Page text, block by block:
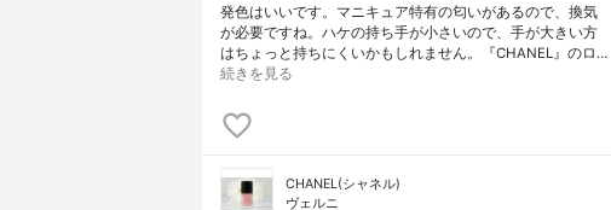
発色はいいです。マニキュア特有の匂いがあるので、換気
が必要ですね。ハケの持ち手が小さいので、手が大きい方
はちょっと持ちにくいかもしれません。『CHANEL』のロ…
続きを見る
CHANEL(シャネル)
ヴェルニ